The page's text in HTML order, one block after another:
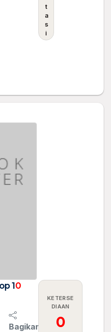
t
a
s
i
10
Bagikan
KETERSE
DIAAN
0